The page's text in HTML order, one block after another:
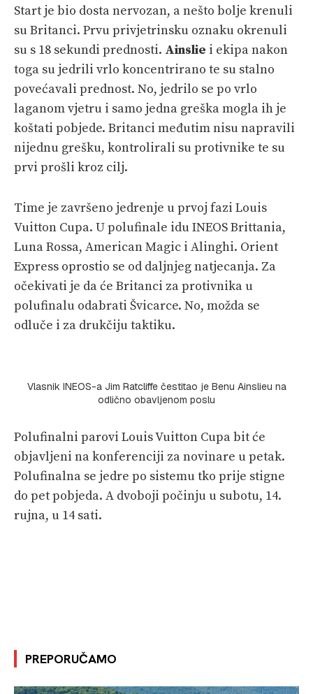
Start je bio dosta nervozan, a nešto bolje krenuli
su Britanci. Prvu privjetrinsku oznaku okrenuli
su s 18 sekundi prednosti. Ainslie i ekipa nakon
toga su jedrili vrlo koncentrirano te su stalno
povećavali prednost. No, jedrilo se po vrlo
laganom vjetru i samo jedna greška mogla ih je
koštati pobjede. Britanci međutim nisu napravili
nijednu grešku, kontrolirali su protivnike te su
prvi prošli kroz cilj.
Time je završeno jedrenje u prvoj fazi Louis
Vuitton Cupa. U polufinale idu INEOS Brittania,
Luna Rossa, American Magic i Alinghi. Orient
Express oprostio se od daljnjeg natjecanja. Za
očekivati je da će Britanci za protivnika u
polufinalu odabrati Švicarce. No, možda se
odluče i za drukčiju taktiku.
Vlasnik INEOS-a Jim Ratcliffe čestitao je Benu Ainslieu na
odlično obavljenom poslu
Polufinalni parovi Louis Vuitton Cupa bit će
objavljeni na konferenciji za novinare u petak.
Polufinalna se jedre po sistemu tko prije stigne
do pet pobjeda. A dvoboji počinju u subotu, 14.
rujna, u 14 sati.
PREPORUČAMO